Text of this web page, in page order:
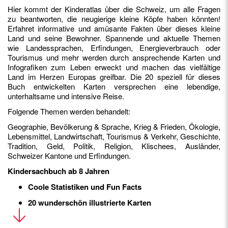
Hier kommt der Kinderatlas über die Schweiz, um alle Fragen
zu beantworten, die neugierige kleine Köpfe haben könnten!
Erfahret informative und amüsante Fakten über dieses kleine
Land und seine Bewohner. Spannende und aktuelle Themen
wie Landessprachen, Erfindungen, Energieverbrauch oder
Tourismus und mehr werden durch ansprechende Karten und
Infografiken zum Leben erweckt und machen das vielfältige
Land im Herzen Europas greifbar. Die 20 speziell für dieses
Buch entwickelten Karten versprechen eine lebendige,
unterhaltsame und intensive Reise.
Folgende Themen werden behandelt:
Geographie, Bevölkerung & Sprache, Krieg & Frieden, Ökologie,
Lebensmittel, Landwirtschaft, Tourismus & Verkehr, Geschichte,
Tradition, Geld, Politik, Religion, Klischees, Ausländer,
Schweizer Kantone und Erfindungen.
Kindersachbuch ab 8 Jahren
Coole Statistiken und Fun Facts
20 wunderschön illustrierte Karten